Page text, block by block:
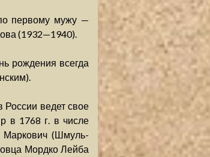
первому мужу —
(1932—1940).
рождения всегда
России ведет свое
в 1768 г. в числе
Маркович (Шмуль-
Мордко Лейба